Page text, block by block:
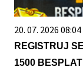
20. 07. 2026 08:04
REGISTRUJ
1500